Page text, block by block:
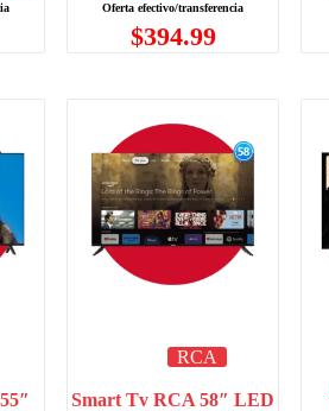
$394.99
RCA
Smart Tv RCA 58″ LED